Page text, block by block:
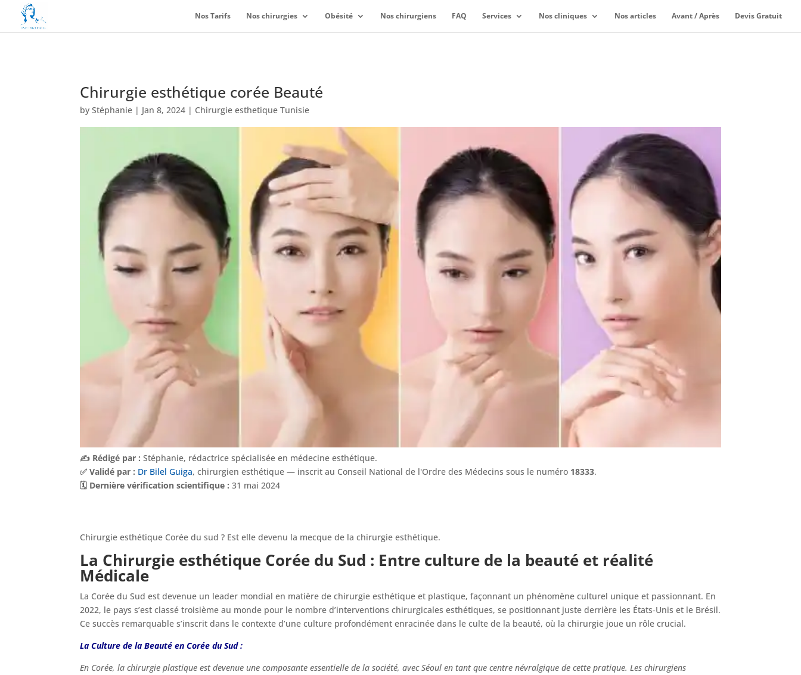
Nos Tarifs Nos chirurgies Obésité Nos chirurgiens FAQ Services Nos cliniques Nos articles Avant / Après Devis Gratuit
Chirurgie esthétique corée Beauté
byStéphanie | Jan 8, 2024 | Chirurgie esthetique Tunisie
✍️ Rédigé par : Stéphanie, rédactrice spécialisée en médecine esthétique.
✅ Validé par : Dr Bilel Guiga, chirurgien esthétique — inscrit au Conseil National de l'Ordre des Médecins sous le numéro 18333.
🗓️ Dernière vérification scientifique : 31 mai 2024
Chirurgie esthétique Corée du sud ? Est elle devenu la mecque de la chirurgie esthétique.
La Chirurgie esthétique Corée du Sud : Entre culture de la beauté et réalité
Médicale
La Corée du Sud est devenue un leader mondial en matière de chirurgie esthétique et plastique, façonnant un phénomène culturel unique et passionnant. En
2022, le pays s’est classé troisième au monde pour le nombre d’interventions chirurgicales esthétiques, se positionnant juste derrière les États-Unis et le Brésil.
Ce succès remarquable s’inscrit dans le contexte d’une culture profondément enracinée dans le culte de la beauté, où la chirurgie joue un rôle crucial.
La Culture de la Beauté en Corée du Sud :
En Corée, la chirurgie plastique est devenue une composante essentielle de la société, avec Séoul en tant que centre névralgique de cette pratique. Les chirurgiens